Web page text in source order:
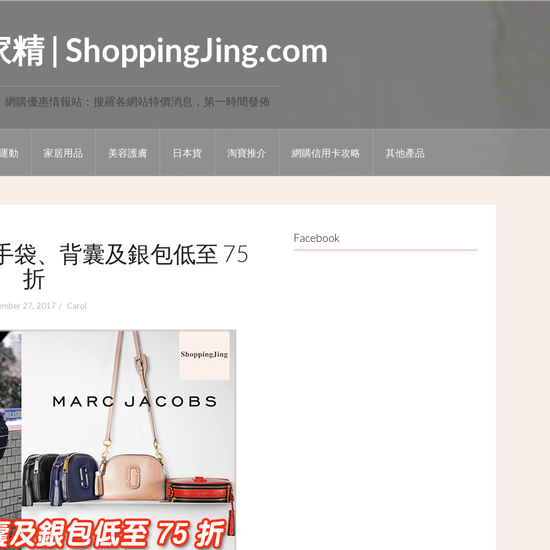
精 | ShoppingJing.com
網購優惠情報站：搜羅各網站特價消息，第一時間發佈
動 家居用品 美容護膚 日本貨 淘寶推介 網購信用卡攻略 其他產品
袋、背囊及銀包低至 75
折
27, 2017 Carol
Facebook